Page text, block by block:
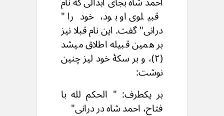
قبیلوی او بود، خود را "
درانی" گفت. این نام قبلا نیز
بر همین قبیله اطلاق میشد
(۲)، و بر سکۀ خود لیز چنین
نوشت:
بر یکطرف: " الحکم لله با
فتاح، احمد شاه در درانی"